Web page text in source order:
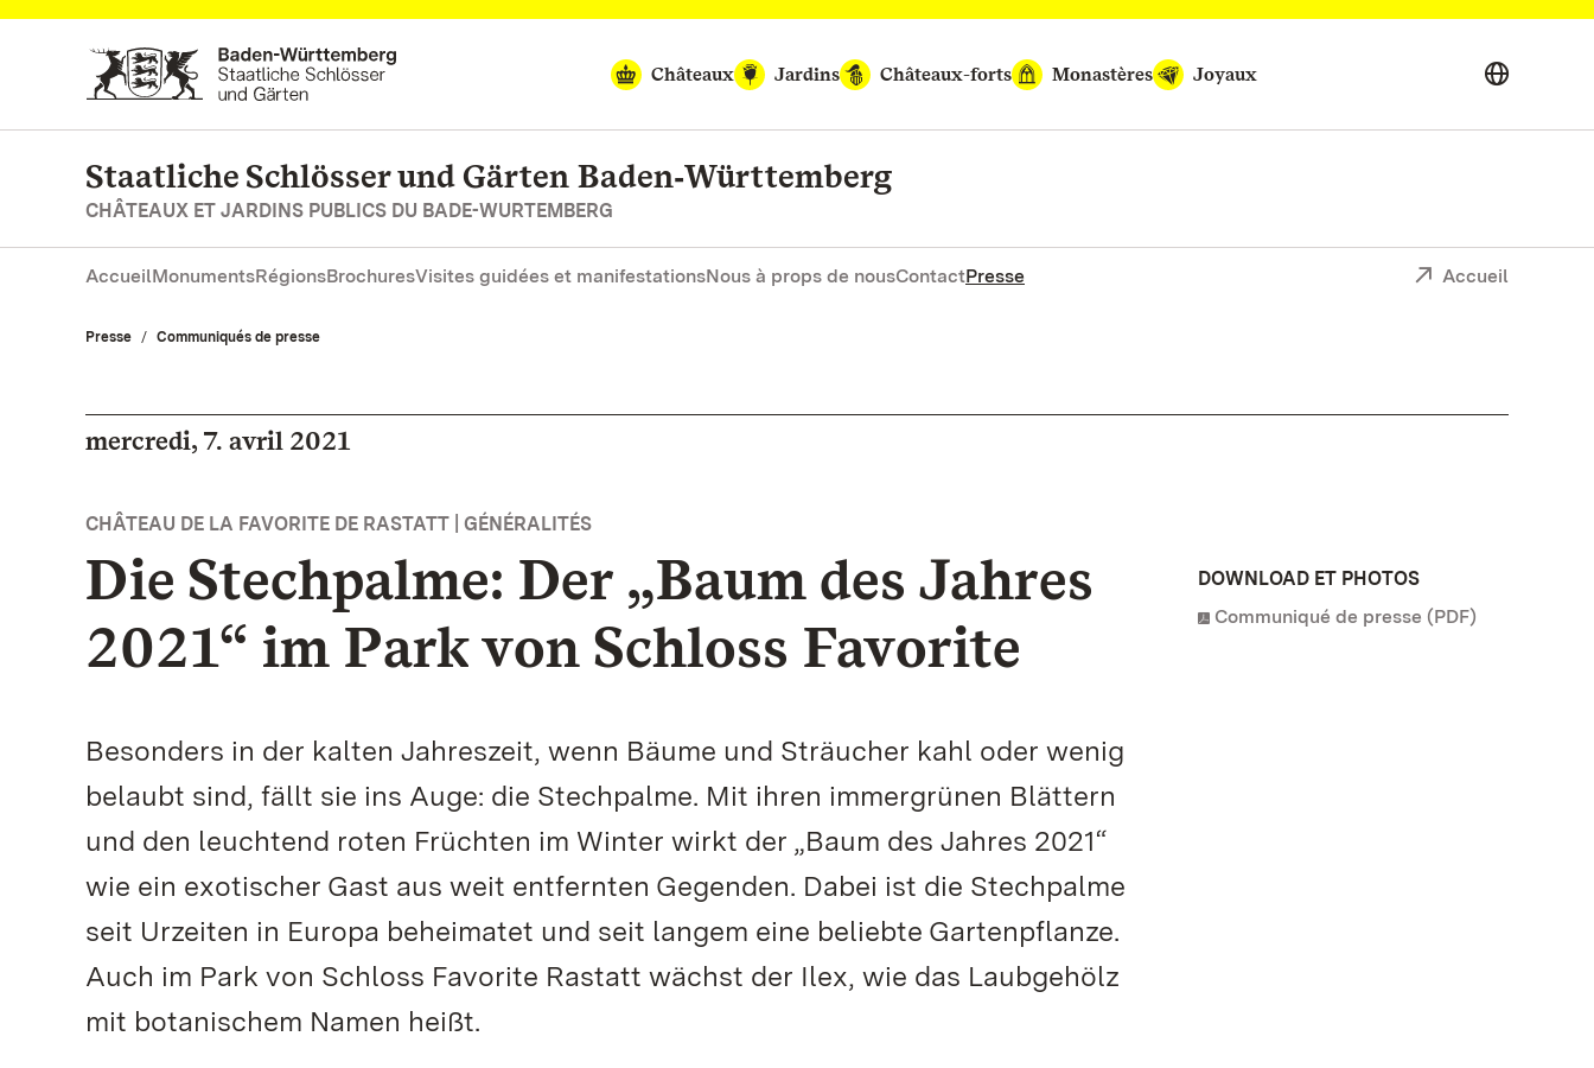
Vers la page d’accueil
Châteaux
Jardins Châteaux-forts Monastères Joyaux
Staatliche Schlösser und Gärten Baden‑Württemberg
CHÂTEAUX ET JARDINS PUBLICS DU BADE-WURTEMBERG
AccueilMonumentsRégionsBrochuresVisites guidées et manifestationsNous à props de nousContactPresse Accueil
Presse Communiqués de presse
mercredi, 7. avril 2021
CHÂTEAU DE LA FAVORITE DE RASTATT | GÉNÉRALITÉS
Die Stechpalme: Der „Baum des Jahres
2021“ im Park von Schloss Favorite
Besonders in der kalten Jahreszeit, wenn Bäume und Sträucher kahl oder wenig
belaubt sind, fällt sie ins Auge: die Stechpalme. Mit ihren immergrünen Blättern
und den leuchtend roten Früchten im Winter wirkt der „Baum des Jahres 2021“
wie ein exotischer Gast aus weit entfernten Gegenden. Dabei ist die Stechpalme
seit Urzeiten in Europa beheimatet und seit langem eine beliebte Gartenpflanze.
Auch im Park von Schloss Favorite Rastatt wächst der Ilex, wie das Laubgehölz
mit botanischem Namen heißt.
DOWNLOAD ET PHOTOS
Communiqué de presse (PDF)